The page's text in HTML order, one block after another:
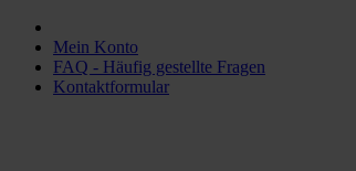
Mein Konto
FAQ - Häufig gestellte Fragen
Kontaktformular